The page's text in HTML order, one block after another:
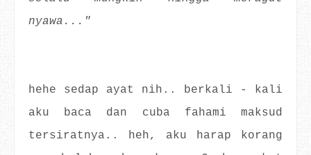
nyawa..."
hehe sedap ayat nih.. berkali - kali
aku baca dan cuba fahami maksud
tersiratnya.. heh, aku harap korang